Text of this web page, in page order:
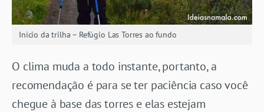
Início da trilha – Refúgio Las Torres ao fundo
O clima muda a todo instante, portanto, a
recomendação é para se ter paciência caso você
chegue à base das torres e elas estejam